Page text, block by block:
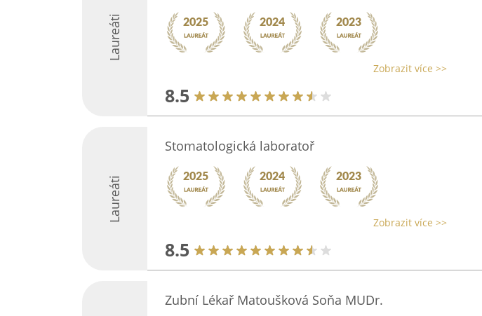
Laureáti
Zobrazit více >>
8.5
Laureáti
Stomatologická laboratoř
Zobrazit více >>
8.5
Zubní Lékař Matoušková Soňa MUDr.